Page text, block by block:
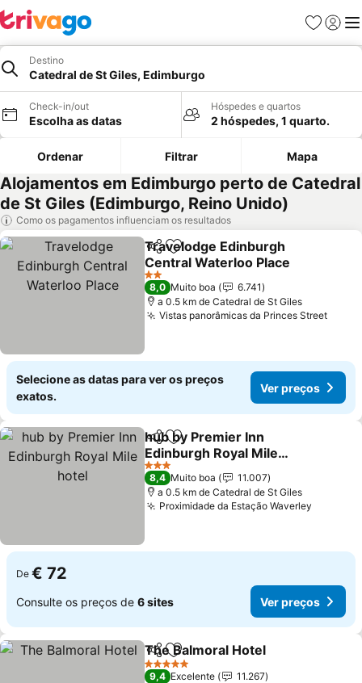
Favoritos
Iniciar
Destino
Catedral de St Giles, Edimburgo
Check-in/out
Escolha as datas
Hóspedes e quartos
2 hóspedes, 1 quarto.
Ordenar Filtrar Mapa
Alojamentos em Edimburgo perto de Catedral
de St Giles (Edimburgo, Reino Unido)
Como os pagamentos influenciam os resultados
PartilharAdicionar aos favoritos
Travelodge Edinburgh
Central Waterloo Place
2 Estrelas
8,0 Muito boa
6.741
a 0.5 km de Catedral de St Giles
Vistas panorâmicas da Princes Street
Selecione as datas para ver os preços
exatos.
Ver preços
PartilharAdicionar aos favoritos
hub by Premier Inn
Edinburgh Royal Mile
hotel
3 Estrelas
8,4 Muito boa
11.007
a 0.5 km de Catedral de St Giles
Proximidade da Estação Waverley
De € 72
Consulte os preços de 6 sites Ver preços
PartilharAdicionar aos favoritos
The Balmoral Hotel
5 Estrelas
9,4 Excelente
11.267